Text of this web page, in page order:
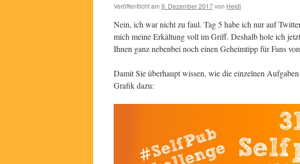
Veröffentlicht am 9. Dezember 2017von Heidi
Nein, ich war nicht zu faul. Tag 5 habe ich nur auf
mich meine Erkältung voll im Griff. Deshalb hole ich
Ihnen ganz nebenbei noch einen Geheimtipp für Fans
Damit Sie überhaupt wissen, wie die einzelnen
Grafik dazu: